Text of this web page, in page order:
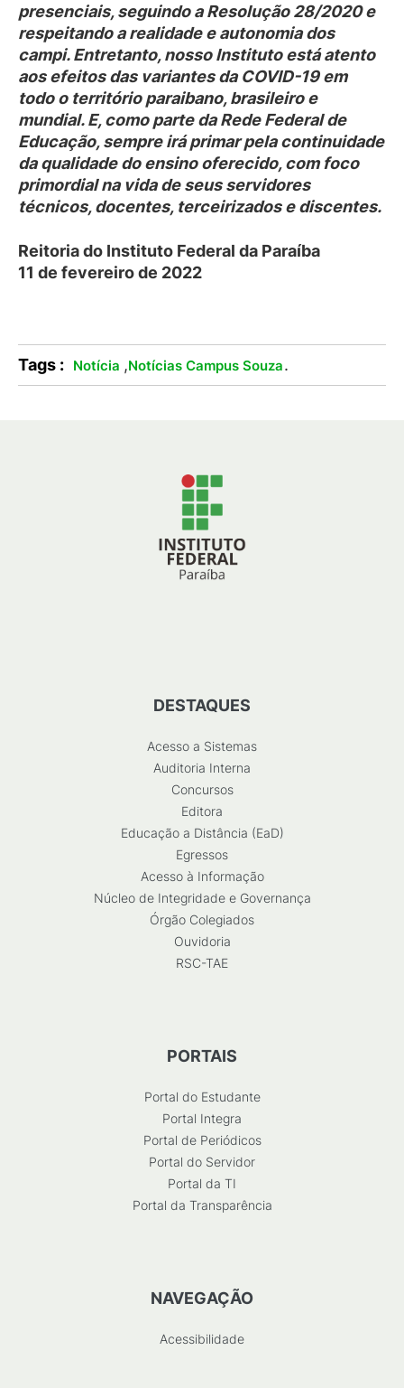
presenciais, seguindo a Resolução 28/2020 e
respeitando a realidade e autonomia dos
campi. Entretanto, nosso Instituto está atento
aos efeitos das variantes da COVID-19 em
todo o território paraibano, brasileiro e
mundial. E, como parte da Rede Federal de
Educação, sempre irá primar pela continuidade
da qualidade do ensino oferecido, com foco
primordial na vida de seus servidores
técnicos, docentes, terceirizados e discentes.
Reitoria do Instituto Federal da Paraíba
11 de fevereiro de 2022
Tags : Notícia ,Notícias Campus Souza.
DESTAQUES
Acesso a Sistemas
Auditoria Interna
Concursos
Editora
Educação a Distância (EaD)
Egressos
Acesso à Informação
Núcleo de Integridade e Governança
Órgão Colegiados
Ouvidoria
RSC-TAE
PORTAIS
Portal do Estudante
Portal Integra
Portal de Periódicos
Portal do Servidor
Portal da TI
Portal da Transparência
NAVEGAÇÃO
Acessibilidade